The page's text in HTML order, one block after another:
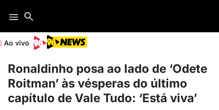
Ao vivo
Ronaldinho posa ao lado de ‘Odete
Roitman’ às vésperas do último
capítulo de Vale Tudo: ‘Está viva’